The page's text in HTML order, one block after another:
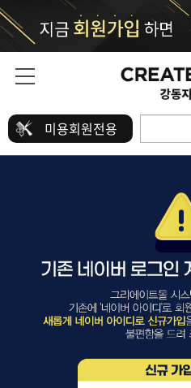
미용회원전용